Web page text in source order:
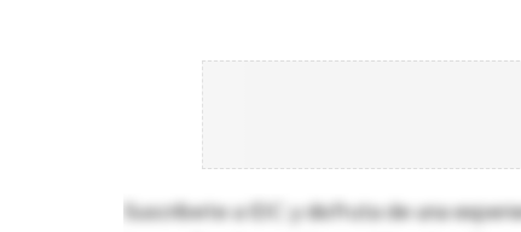
Suscríbete a IDC y disfruta de una